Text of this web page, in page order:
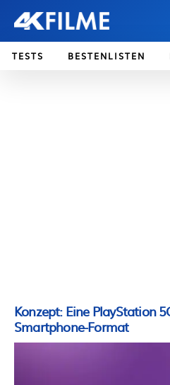
TESTS BESTENLISTEN
Konzept: Eine PlayStation
Smartphone-Format